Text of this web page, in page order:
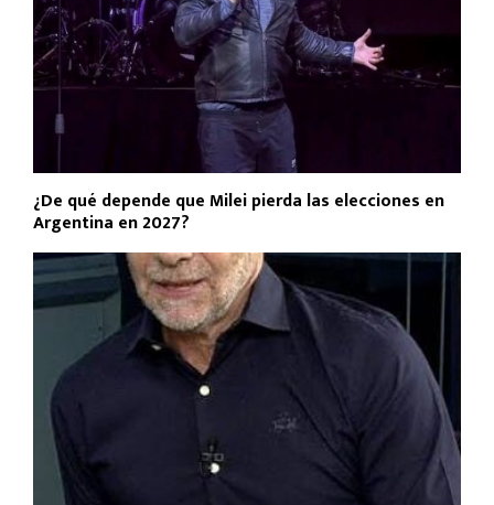
¿De qué depende que Milei pierda las elecciones en
Argentina en 2027?